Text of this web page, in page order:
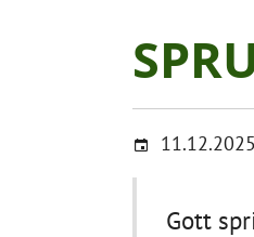
11.12.2025
Gott